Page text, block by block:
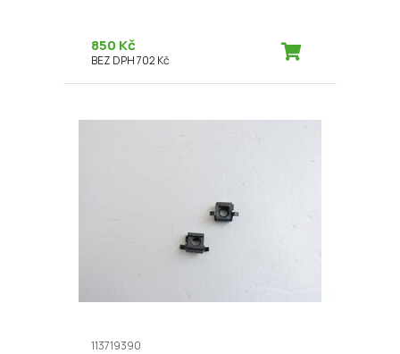
850 Kč
BEZ DPH 702 Kč
113719390